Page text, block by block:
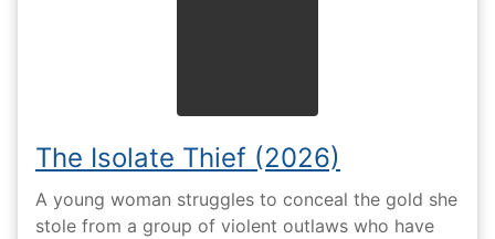
The Isolate Thief (2026)
A young woman struggles to conceal the gold she
stole from a group of violent outlaws who have